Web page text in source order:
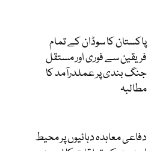
پاکستان کا سوڈان کے تمام
فریقین سے فوری اور مستقل
جنگ بندی پر عملدرآمد کا
مطالبہ
دفاعی معاہدہ دہائیوں پر محیط